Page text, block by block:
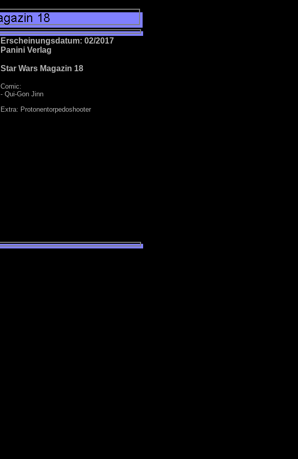
Erscheinungsdatum: 02/2017
Panini Verlag
Star Wars Magazin 18
Comic:
- Qui-Gon Jinn
Extra: Protonentorpedoshooter